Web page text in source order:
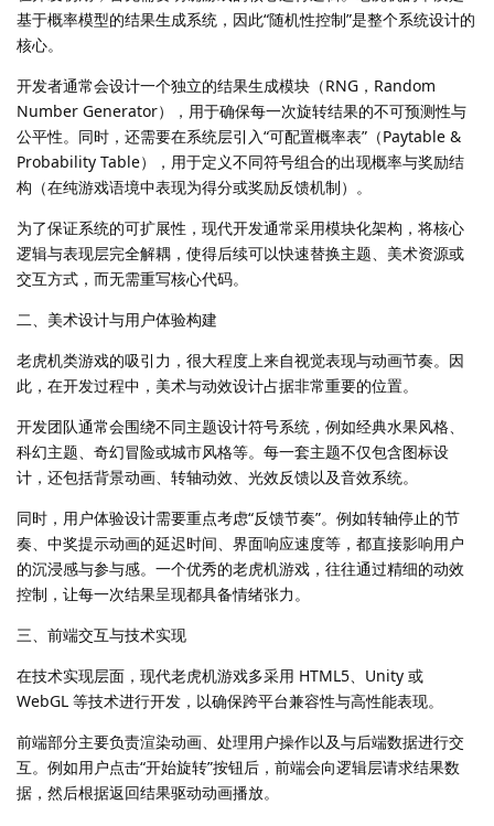
基于概率模型的结果生成系统，因此“随机性控制”是整个系统设计的
核心。
开发者通常会设计一个独立的结果生成模块（RNG，Random
Number Generator），用于确保每一次旋转结果的不可预测性与
公平性。同时，还需要在系统层引入“可配置概率表”（Paytable &
Probability Table），用于定义不同符号组合的出现概率与奖励结
构（在纯游戏语境中表现为得分或奖励反馈机制）。
为了保证系统的可扩展性，现代开发通常采用模块化架构，将核心
逻辑与表现层完全解耦，使得后续可以快速替换主题、美术资源或
交互方式，而无需重写核心代码。
二、美术设计与用户体验构建
老虎机类游戏的吸引力，很大程度上来自视觉表现与动画节奏。因
此，在开发过程中，美术与动效设计占据非常重要的位置。
开发团队通常会围绕不同主题设计符号系统，例如经典水果风格、
科幻主题、奇幻冒险或城市风格等。每一套主题不仅包含图标设
计，还包括背景动画、转轴动效、光效反馈以及音效系统。
同时，用户体验设计需要重点考虑“反馈节奏”。例如转轴停止的节
奏、中奖提示动画的延迟时间、界面响应速度等，都直接影响用户
的沉浸感与参与感。一个优秀的老虎机游戏，往往通过精细的动效
控制，让每一次结果呈现都具备情绪张力。
三、前端交互与技术实现
在技术实现层面，现代老虎机游戏多采用 HTML5、Unity 或
WebGL 等技术进行开发，以确保跨平台兼容性与高性能表现。
前端部分主要负责渲染动画、处理用户操作以及与后端数据进行交
互。例如用户点击“开始旋转”按钮后，前端会向逻辑层请求结果数
据，然后根据返回结果驱动动画播放。